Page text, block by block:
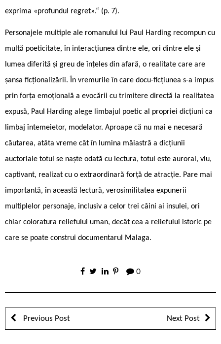
exprima «profundul regret».“ (p. 7).
Personajele multiple ale romanului lui Paul Harding recompun cu
multă poeticitate, în interacțiunea dintre ele, ori dintre ele și
lumea diferită și greu de înțeles din afară, o realitate care are
șansa ficționalizării. În vremurile în care docu-ficțiunea s-a impus
prin forța emoțională a evocării cu trimitere directă la realitatea
expusă, Paul Harding alege limbajul poetic al propriei dicțiuni ca
limbaj întemeietor, modelator. Aproape că nu mai e necesară
căutarea, atâta vreme cât în lumina măiastră a dicțiunii
auctoriale totul se naște odată cu lectura, totul este auroral, viu,
captivant, realizat cu o extraordinară forță de atracție. Pare mai
importantă, în această lectură, verosimilitatea expunerii
multiplelor personaje, inclusiv a celor trei câini ai insulei, ori
chiar coloratura reliefului uman, decât cea a reliefului istoric pe
care se poate construi documentarul Malaga.
0
Previous Post Next Post